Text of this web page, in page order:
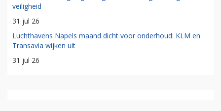
veiligheid
31 jul 26
Luchthavens Napels maand dicht voor onderhoud: KLM en
Transavia wijken uit
31 jul 26